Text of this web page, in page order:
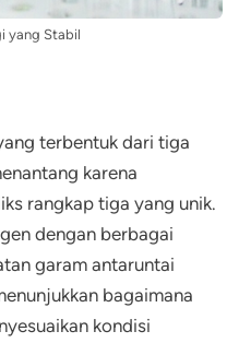
yang Stabil
terbentuk dari tiga
karena
rangkap tiga yang unik.
dengan berbagai
garam antaruntai
bagaimana
kondisi